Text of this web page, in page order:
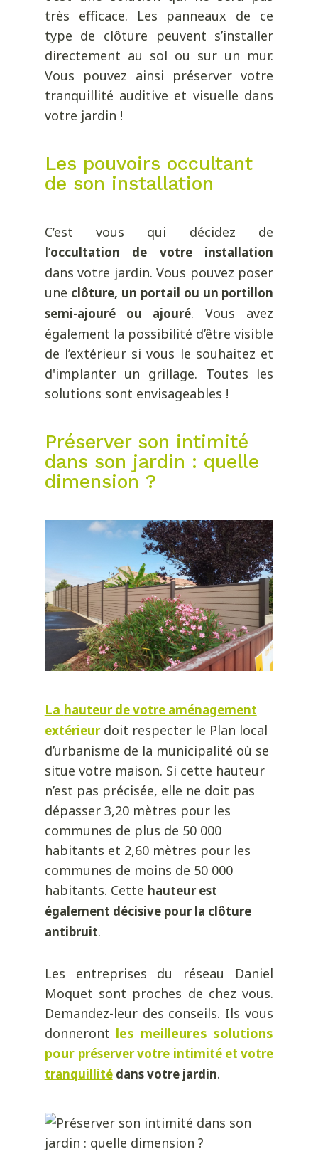
très efficace. Les panneaux de ce
type de clôture peuvent s’installer
directement au sol ou sur un mur.
Vous pouvez ainsi préserver votre
tranquillité auditive et visuelle dans
votre jardin !
Les pouvoirs occultant
de son installation
C’est vous qui décidez de
l’occultation de votre installation
dans votre jardin. Vous pouvez poser
une clôture, un portail ou un portillon
semi-ajouré ou ajouré. Vous avez
également la possibilité d’être visible
de l’extérieur si vous le souhaitez et
d'implanter un grillage. Toutes les
solutions sont envisageables !
Préserver son intimité
dans son jardin : quelle
dimension ?
La hauteur de votre aménagement
extérieurdoit respecter le Plan local
d’urbanisme de la municipalité où se
situe votre maison. Si cette hauteur
n’est pas précisée, elle ne doit pas
dépasser 3,20 mètres pour les
communes de plus de 50 000
habitants et 2,60 mètres pour les
communes de moins de 50 000
habitants. Cette hauteur est
également décisive pour la clôture
antibruit.
Les entreprises du réseau Daniel
Moquet sont proches de chez vous.
Demandez-leur des conseils. Ils vous
donneront les meilleures solutions
pour préserver votre intimité et votre
tranquillitédans votre jardin.